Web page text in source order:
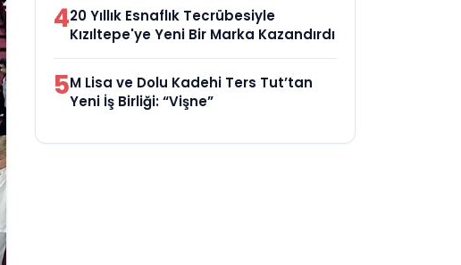
420 Yıllık Esnaflık Tecrübesiyle
Kızıltepe'ye Yeni Bir Marka Kazandırdı
5M Lisa ve Dolu Kadehi Ters Tut’tan
Yeni İş Birliği: “Vişne”